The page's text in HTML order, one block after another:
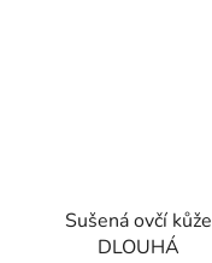
Sušená ovčí kůže
DLOUHÁ